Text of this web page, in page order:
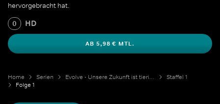
hervorgebracht hat.
0 HD
AB 5,98 € MTL.
Home Serien Evolve - Unsere Zukunft ist tierisch
Staffel 1
Folge 1